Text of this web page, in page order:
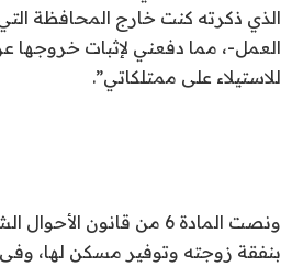
الذي ذكرته كنت خارج المحافظة
العمل-، مما دفعني لإثبات
للاستيلاء على ممتلكاتي”.
ونصت المادة 6 من قانون
بنفقة زوجته وتوفير مسكن لها،